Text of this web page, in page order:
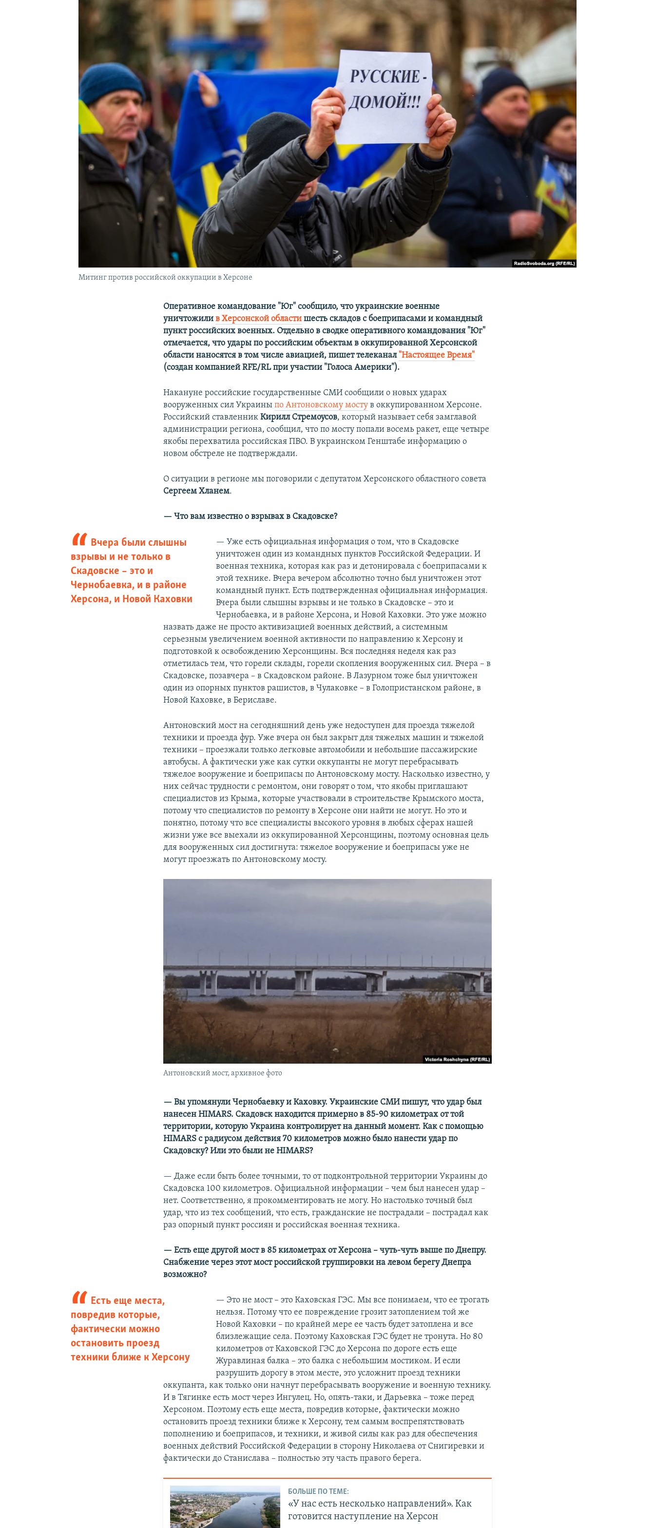
Митинг против российской оккупации в Херсоне
Оперативное командование "Юг" сообщило, что украинские военные
уничтожилив Херсонской области шесть складов с боеприпасами и командный
пункт российских военных. Отдельно в сводке оперативного командования "Юг"
отмечается, что удары по российским объектам в оккупированной Херсонской
области наносятся в том числе авиацией, пишет телеканал "Настоящее Время"
(создан компанией RFE/RL при участии "Голоса Америки"). ​
Накануне российские государственные СМИ сообщили о новых ударах
вооруженных сил Украиныпо Антоновскому мосту в оккупированном Херсоне.
Российский ставленникКирилл Стремоусов, который называет себя замглавой
администрации региона, сообщил, что по мосту попали восемь ракет, еще четыре
якобы перехватила российская ПВО. В украинском Генштабе информацию о
новом обстреле не подтверждали.
О ситуации в регионе мы поговорили с депутатом Херсонского областного совета
Сергеем Хланем.
— Что вам известно о взрывах в Скадовске?
Вчера были слышны
взрывы и не только в
Скадовске – это и
Чернобаевка, и в районе
Херсона, и Новой Каховки
— Уже есть официальная информация о том, что в Скадовске
уничтожен один из командных пунктов Российской Федерации. И
военная техника, которая как раз и детонировала с боеприпасами к
этой технике. Вчера вечером абсолютно точно был уничтожен этот
командный пункт. Есть подтвержденная официальная информация.
Вчера были слышны взрывы и не только в Скадовске – это и
Чернобаевка, и в районе Херсона, и Новой Каховки. Это уже можно
назвать даже не просто активизацией военных действий, а системным
серьезным увеличением военной активности по направлению к Херсону и
подготовкой к освобождению Херсонщины. Вся последняя неделя как раз
отметилась тем, что горели склады, горели скопления вооруженных сил. Вчера – в
Скадовске, позавчера – в Скадовском районе. В Лазурном тоже был уничтожен
один из опорных пунктов рашистов, в Чулаковке – в Голопристанском районе, в
Новой Каховке, в Бериславе.
Антоновский мост на сегодняшний день уже недоступен для проезда тяжелой
техники и проезда фур. Уже вчера он был закрыт для тяжелых машин и тяжелой
техники – проезжали только легковые автомобили и небольшие пассажирские
автобусы. А фактически уже как сутки оккупанты не могут перебрасывать
тяжелое вооружение и боеприпасы по Антоновскому мосту. Насколько известно, у
них сейчас трудности с ремонтом, они говорят о том, что якобы приглашают
специалистов из Крыма, которые участвовали в строительстве Крымского моста,
потому что специалистов по ремонту в Херсоне они найти не могут. Но это и
понятно, потому что все специалисты высокого уровня в любых сферах нашей
жизни уже все выехали из оккупированной Херсонщины, поэтому основная цель
для вооруженных сил достигнута: тяжелое вооружение и боеприпасы уже не
могут проезжать по Антоновскому мосту.
Антоновский мост, архивное фото
— Вы упомянули Чернобаевку и Каховку. Украинские СМИ пишут, что удар был
нанесен HIMARS. Скадовск находится примерно в 85-90 километрах от той
территории, которую Украина контролирует на данный момент. Как с помощью
HIMARS с радиусом действия 70 километров можно было нанести удар по
Скадовску? Или это были не HIMARS?
— Даже если быть более точными, то от подконтрольной территории Украины до
Скадовска 100 километров. Официальной информации – чем был нанесен удар –
нет. Соответственно, я прокомментировать не могу. Но настолько точный был
удар, что из тех сообщений, что есть, гражданские не пострадали – пострадал как
раз опорный пункт россиян и российская военная техника.
— Есть еще другой мост в 85 километрах от Херсона – чуть-чуть выше по Днепру.
Снабжение через этот мост российской группировки на левом берегу Днепра
возможно?
Есть еще места,
повредив которые,
фактически можно
остановить проезд
техники ближе к Херсону
— Это не мост – это Каховская ГЭС. Мы все понимаем, что ее трогать
нельзя. Потому что ее повреждение грозит затоплением той же
Новой Каховки – по крайней мере ее часть будет затоплена и все
близлежащие села. Поэтому Каховская ГЭС будет не тронута. Но 80
километров от Каховской ГЭС до Херсона по дороге есть еще
Журавлиная балка – это балка с небольшим мостиком. И если
разрушить дорогу в этом месте, это усложнит проезд техники
оккупанта, как только они начнут перебрасывать вооружение и военную технику.
И в Тягинке есть мост через Ингулец. Но, опять-таки, и Дарьевка – тоже перед
Херсоном. Поэтому есть еще места, повредив которые, фактически можно
остановить проезд техники ближе к Херсону, тем самым воспрепятствовать
пополнению и боеприпасов, и техники, и живой силы как раз для обеспечения
военных действий Российской Федерации в сторону Николаева от Снигиревки и
фактически до Станислава – полностью эту часть правого берега.
БОЛЬШЕ ПО ТЕМЕ:
«У нас есть несколько направлений». Как
готовится наступление на Херсон